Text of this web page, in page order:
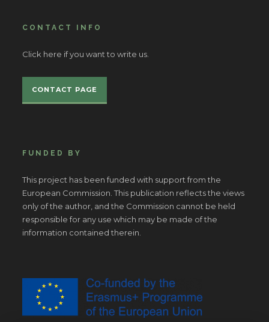
CONTACT INFO
Click here if you want to write us.
CONTACT PAGE
FUNDED BY
This project has been funded with support from the
European Commission. This publication reflects the views
only of the author, and the Commission cannot be held
responsible for any use which may be made of the
information contained therein.